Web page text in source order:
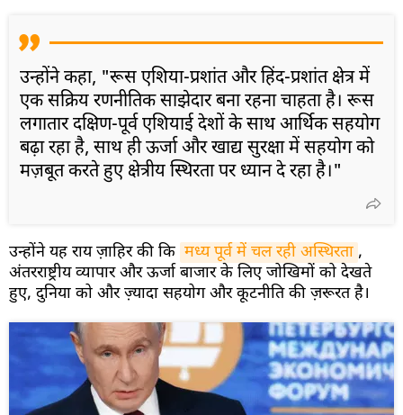
उन्होंने कहा, "रूस एशिया-प्रशांत और हिंद-प्रशांत क्षेत्र में
एक सक्रिय रणनीतिक साझेदार बना रहना चाहता है। रूस
लगातार दक्षिण-पूर्व एशियाई देशों के साथ आर्थिक सहयोग
बढ़ा रहा है, साथ ही ऊर्जा और खाद्य सुरक्षा में सहयोग को
मज़बूत करते हुए क्षेत्रीय स्थिरता पर ध्यान दे रहा है।"
उन्होंने यह राय ज़ाहिर की कि मध्य पूर्व में चल रही अस्थिरता ,
अंतरराष्ट्रीय व्यापार और ऊर्जा बाजार के लिए जोखिमों को देखते
हुए, दुनिया को और ज़्यादा सहयोग और कूटनीति की ज़रूरत है।